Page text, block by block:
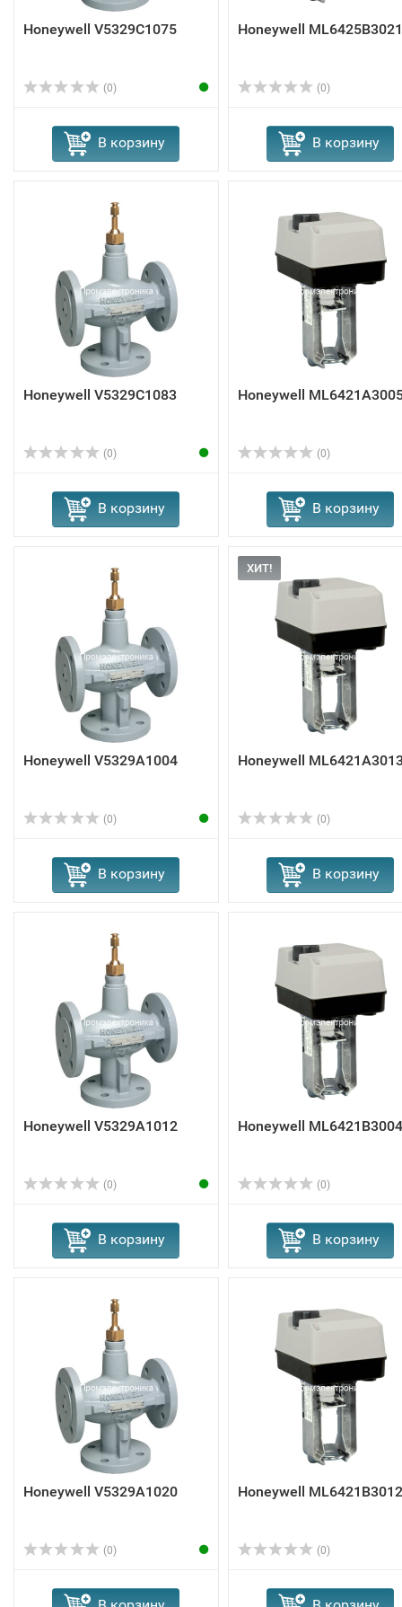
Honeywell V5329C1075
(0)
В корзину
Honeywell ML6425B3021
(0)
В корзину
Honeywell V5329C1083
(0)
В корзину
Honeywell
(0)
В корзину
Honeywell V5329A1004
(0)
В корзину
ХИТ!
Honeywell
(0)
В корзину
Honeywell V5329A1012
(0)
В корзину
Honeywell ML6421B3004
(0)
В корзину
Honeywell V5329A1020
(0)
Honeywell ML6421B3012
(0)